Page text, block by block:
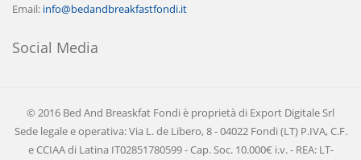
Email: info@bedandbreakfastfondi.it
Social Media
© 2016 Bed And Breaskfat Fondi è proprietà di Export Digitale Srl
Sede legale e operativa: Via L. de Libero, 8 - 04022 Fondi (LT) P.IVA, C.F.
e CCIAA di Latina IT02851780599 - Cap. Soc. 10.000€ i.v. - REA: LT-